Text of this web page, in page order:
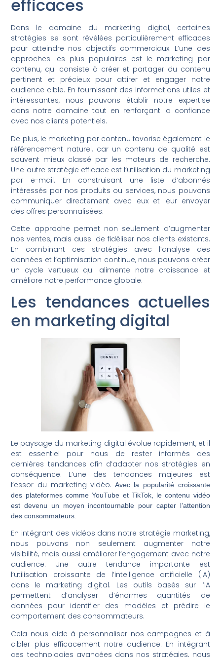
efficaces
Dans le domaine du marketing digital, certaines
stratégies se sont révélées particulièrement efficaces
pour atteindre nos objectifs commerciaux. L’une des
approches les plus populaires est le marketing par
contenu, qui consiste à créer et partager du contenu
pertinent et précieux pour attirer et engager notre
audience cible. En fournissant des informations utiles et
intéressantes, nous pouvons établir notre expertise
dans notre domaine tout en renforçant la confiance
avec nos clients potentiels.
De plus, le marketing par contenu favorise également le
référencement naturel, car un contenu de qualité est
souvent mieux classé par les moteurs de recherche.
Une autre stratégie efficace est l’utilisation du marketing
par e-mail. En construisant une liste d’abonnés
intéressés par nos produits ou services, nous pouvons
communiquer directement avec eux et leur envoyer
des offres personnalisées.
Cette approche permet non seulement d’augmenter
nos ventes, mais aussi de fidéliser nos clients existants.
En combinant ces stratégies avec l’analyse des
données et l’optimisation continue, nous pouvons créer
un cycle vertueux qui alimente notre croissance et
améliore notre performance globale.
Les tendances actuelles
en marketing digital
Le paysage du marketing digital évolue rapidement, et il
est essentiel pour nous de rester informés des
dernières tendances afin d’adapter nos stratégies en
conséquence. L’une des tendances majeures est
l’essor du marketing vidéo. Avec la popularité croissante
des plateformes comme YouTube et TikTok, le contenu vidéo
est devenu un moyen incontournable pour capter l’attention
des consommateurs.
En intégrant des vidéos dans notre stratégie marketing,
nous pouvons non seulement augmenter notre
visibilité, mais aussi améliorer l’engagement avec notre
audience. Une autre tendance importante est
l’utilisation croissante de l’intelligence artificielle (IA)
dans le marketing digital. Les outils basés sur l’IA
permettent d’analyser d’énormes quantités de
données pour identifier des modèles et prédire le
comportement des consommateurs.
Cela nous aide à personnaliser nos campagnes et à
cibler plus efficacement notre audience. En intégrant
ces technologies avancées dans nos stratégies, nous